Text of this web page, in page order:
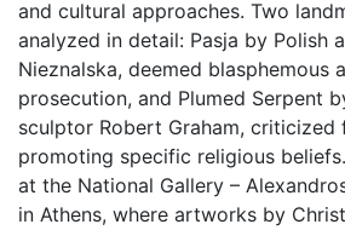
and cultural approaches. Two
analyzed in detail: Pasja by Polish
Nieznalska, deemed blasphemous
prosecution, and Plumed Serpent
sculptor Robert Graham, criticized
promoting specific religious
at the National Gallery –
in Athens, where artworks by